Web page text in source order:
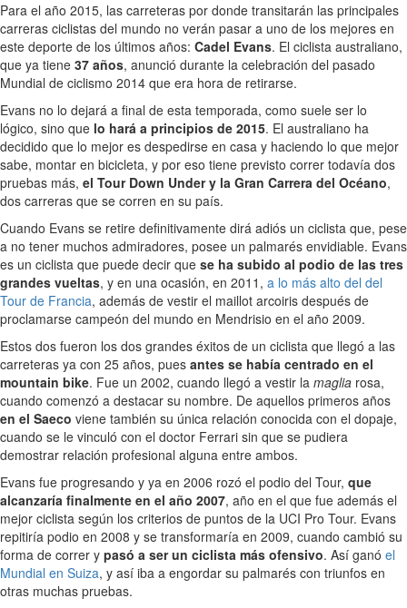
Para el año 2015, las carreteras por donde transitarán las principales
carreras ciclistas del mundo no verán pasar a uno de los mejores en
este deporte de los últimos años: Cadel Evans. El ciclista australiano,
que ya tiene 37 años, anunció durante la celebración del pasado
Mundial de ciclismo 2014 que era hora de retirarse.
Evans no lo dejará a final de esta temporada, como suele ser lo
lógico, sino que lo hará a principios de 2015. El australiano ha
decidido que lo mejor es despedirse en casa y haciendo lo que mejor
sabe, montar en bicicleta, y por eso tiene previsto correr todavía dos
pruebas más, el Tour Down Under y la Gran Carrera del Océano,
dos carreras que se corren en su país.
Cuando Evans se retire definitivamente dirá adiós un ciclista que, pese
a no tener muchos admiradores, posee un palmarés envidiable. Evans
es un ciclista que puede decir que se ha subido al podio de las tres
grandes vueltas, y en una ocasión, en 2011, a lo más alto del del
Tour de Francia, además de vestir el maillot arcoiris después de
proclamarse campeón del mundo en Mendrisio en el año 2009.
Estos dos fueron los dos grandes éxitos de un ciclista que llegó a las
carreteras ya con 25 años, pues antes se había centrado en el
mountain bike. Fue un 2002, cuando llegó a vestir la maglia rosa,
cuando comenzó a destacar su nombre. De aquellos primeros años
en el Saeco viene también su única relación conocida con el dopaje,
cuando se le vinculó con el doctor Ferrari sin que se pudiera
demostrar relación profesional alguna entre ambos.
Evans fue progresando y ya en 2006 rozó el podio del Tour, que
alcanzaría finalmente en el año 2007, año en el que fue además el
mejor ciclista según los criterios de puntos de la UCI Pro Tour. Evans
repitiría podio en 2008 y se transformaría en 2009, cuando cambió su
forma de correr y pasó a ser un ciclista más ofensivo. Así ganó el
Mundial en Suiza, y así iba a engordar su palmarés con triunfos en
otras muchas pruebas.